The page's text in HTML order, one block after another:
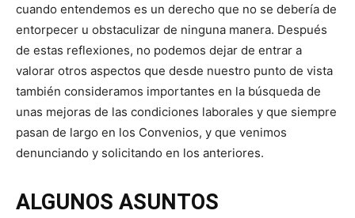
cuando entendemos es un derecho que no se debería de
entorpecer u obstaculizar de ninguna manera. Después
de estas reflexiones, no podemos dejar de entrar a
valorar otros aspectos que desde nuestro punto de vista
también consideramos importantes en la búsqueda de
unas mejoras de las condiciones laborales y que siempre
pasan de largo en los Convenios, y que venimos
denunciando y solicitando en los anteriores.
ALGUNOS ASUNTOS